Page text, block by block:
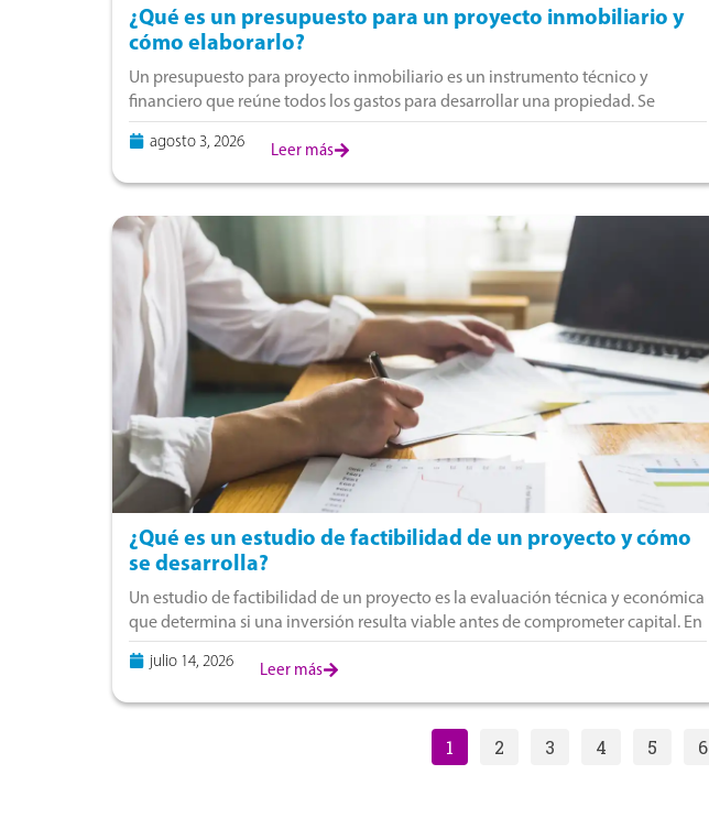
¿Qué es un presupuesto para un proyecto inmobiliario y
cómo elaborarlo?
Un presupuesto para proyecto inmobiliario es un instrumento técnico y
financiero que reúne todos los gastos para desarrollar una propiedad. Se
incluyen la compra del terreno, estudios preliminares, diseño, construcción
agosto 3, 2026 Leer más
¿Qué es un estudio de factibilidad de un proyecto y cómo
se desarrolla?
Un estudio de factibilidad de un proyecto es la evaluación técnica y económica
que determina si una inversión resulta viable antes de comprometer capital. En
Perú, corresponde a la fase
julio 14, 2026 Leer más
1 2 3 4 5 6